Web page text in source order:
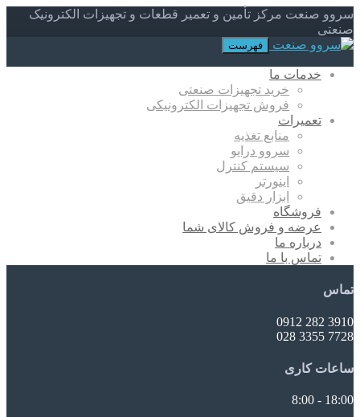
سروو صنعت مرکز تأمین و تعمیر قطعات و تجهیزات الکترونیک
صنعتی
فهرست
خدمات ما
خرید تجهیزات صنعتی
فروش تجهیزات الکترونیکی
تعمیرات
منابع تغذیه
سروو درایو
سیستم کنترل
اینورتر
ابزار دقیق
فروشگاه
عرضه و فروش کالای شما
درباره ما
تماس با ما
تماس
3910 282 0912
7728 3355 028
ساعات کاری
18:00 - 8:00